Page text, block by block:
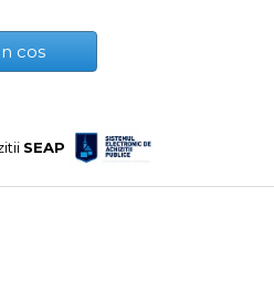
cos
SEAP